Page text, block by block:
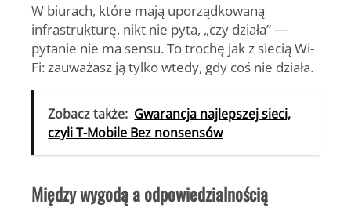
W biurach, które mają uporządkowaną
infrastrukturę, nikt nie pyta, „czy działa” —
pytanie nie ma sensu. To trochę jak z siecią Wi-
Fi: zauważasz ją tylko wtedy, gdy coś nie działa.
Zobacz także: Gwarancja najlepszej sieci,
czyli T-Mobile Bez nonsensów
Między wygodą a odpowiedzialnością